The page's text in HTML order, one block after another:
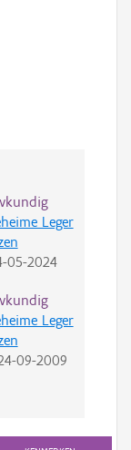
Leger
05-2024
Leger
09-2009